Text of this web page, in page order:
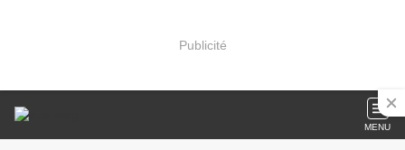
Publicité
MENU